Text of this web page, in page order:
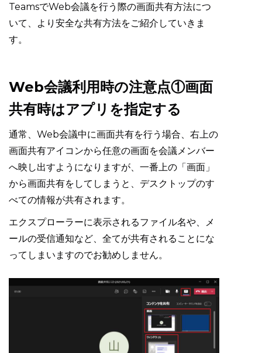
TeamsでWeb会議を行う際の画面共有方法につ
いて、より安全な共有方法をご紹介していきま
す。
Web会議利用時の注意点①画面
共有時はアプリを指定する
通常、Web会議中に画面共有を行う場合、右上の
画面共有アイコンから任意の画面を会議メンバー
へ映し出すようになりますが、一番上の「画面」
から画面共有をしてしまうと、デスクトップのす
べての情報が共有されます。
エクスプローラーに表示されるファイル名や、メ
ールの受信通知など、全てが共有されることにな
ってしまいますのでお勧めしません。